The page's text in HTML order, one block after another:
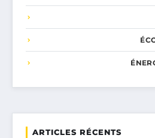
ARTICLES RÉCENTS